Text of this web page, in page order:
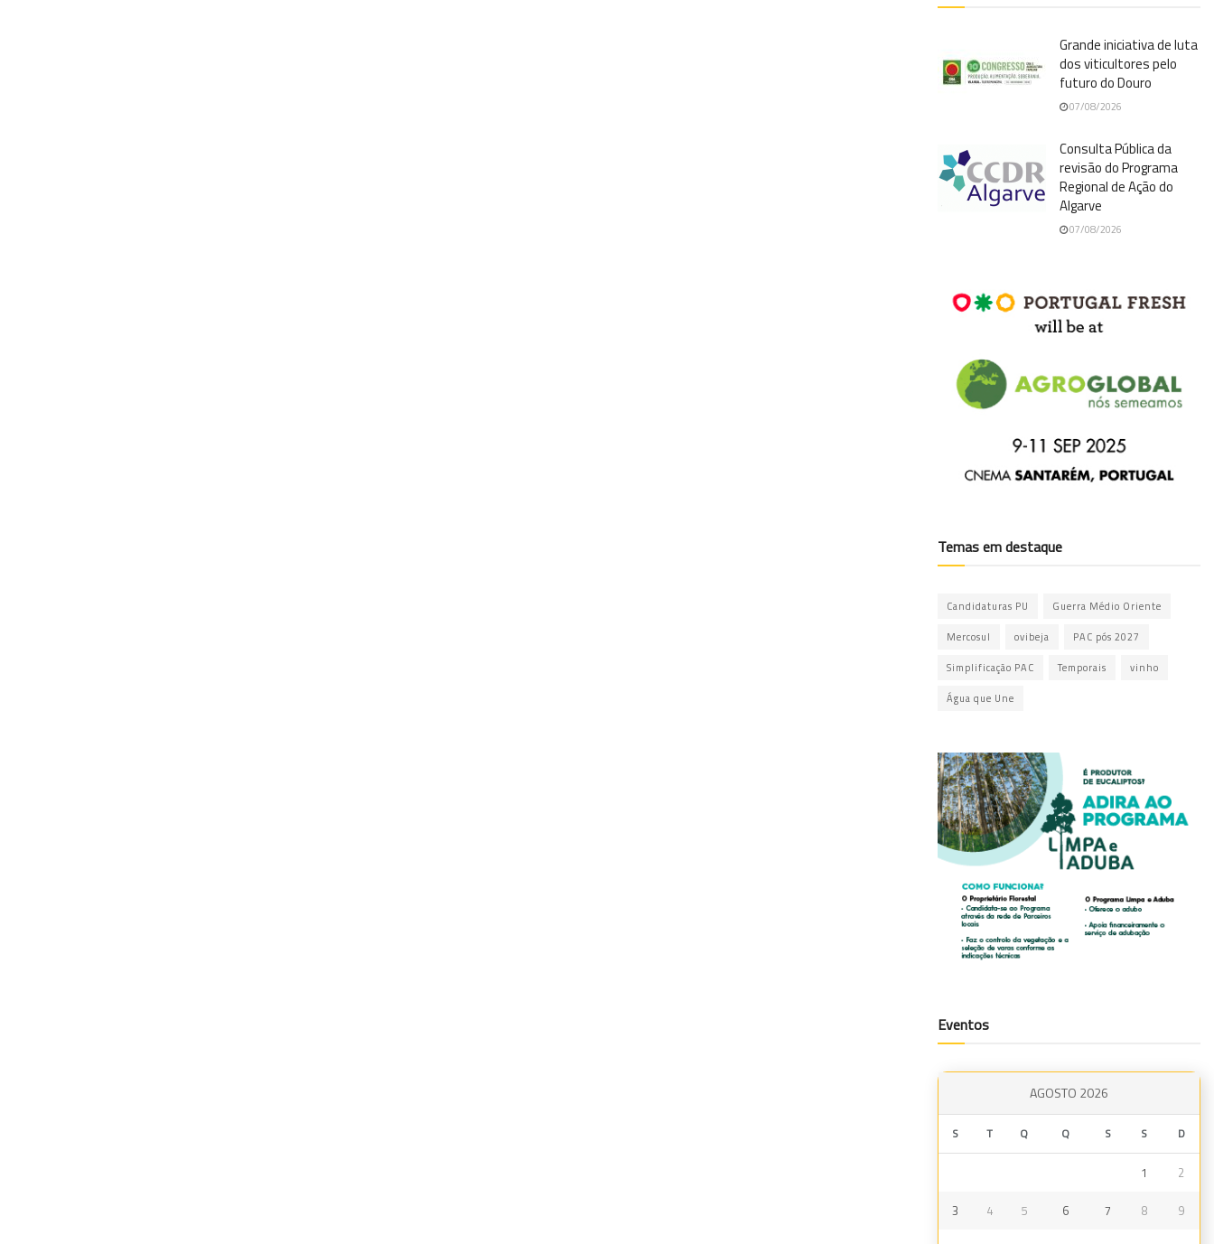
Grande iniciativa de luta
dos viticultores pelo
futuro do Douro
07/08/2026
Consulta Pública da
revisão do Programa
Regional de Ação do
Algarve
07/08/2026
Temas em destaque
Candidaturas PU Guerra Médio Oriente
Mercosul ovibeja PAC pós 2027
Simplificação PAC Temporais vinho
Água que Une
Eventos
AGOSTO 2026
S T Q Q S S D
1 2
3 4 5 6 7 8 9